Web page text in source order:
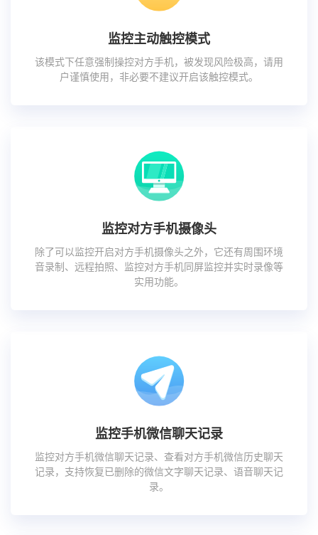
监控主动触控模式
该模式下任意强制操控对方手机，被发现风险极高，请用
户谨慎使用，非必要不建议开启该触控模式。
监控对方手机摄像头
除了可以监控开启对方手机摄像头之外，它还有周围环境
音录制、远程拍照、监控对方手机同屏监控并实时录像等
实用功能。
监控手机微信聊天记录
监控对方手机微信聊天记录、查看对方手机微信历史聊天
记录，支持恢复已删除的微信文字聊天记录、语音聊天记
录。